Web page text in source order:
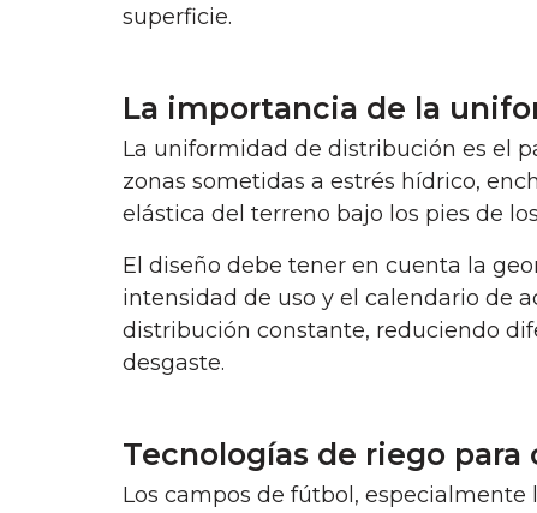
superficie.
La importancia de la
La uniformidad de distribución es el
zonas sometidas a estrés hídrico,
elástica del terreno bajo los pies de
El diseño debe tener en cuenta la
intensidad de uso y el calendario de
distribución constante, reduciendo
desgaste.
Tecnologías de riego
Los campos de fútbol, especialmente